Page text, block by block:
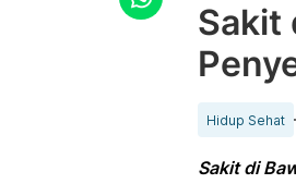
Sakit
Hidup Sehat
Sakit di